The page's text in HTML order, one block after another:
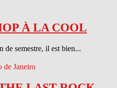
À LA COOL
de semestre, il est bien...